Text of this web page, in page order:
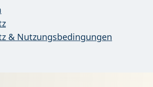
& Nutzungsbedingungen